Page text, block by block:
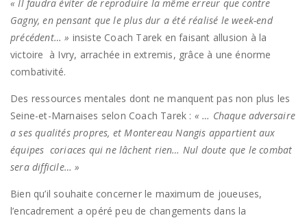
« Il faudra éviter de reproduire la même erreur que contre
Gagny, en pensant que le plus dur a été réalisé le week-end
précédent… » insiste Coach Tarek en faisant allusion à la
victoire à Ivry, arrachée in extremis, grâce à une énorme
combativité.
Des ressources mentales dont ne manquent pas non plus les
Seine-et-Marnaises selon Coach Tarek : « … Chaque adversaire
a ses qualités propres, et Montereau Nangis appartient aux
équipes coriaces qui ne lâchent rien… Nul doute que le combat
sera difficile… »
Bien qu’il souhaite concerner le maximum de joueuses,
l’encadrement a opéré peu de changements dans la